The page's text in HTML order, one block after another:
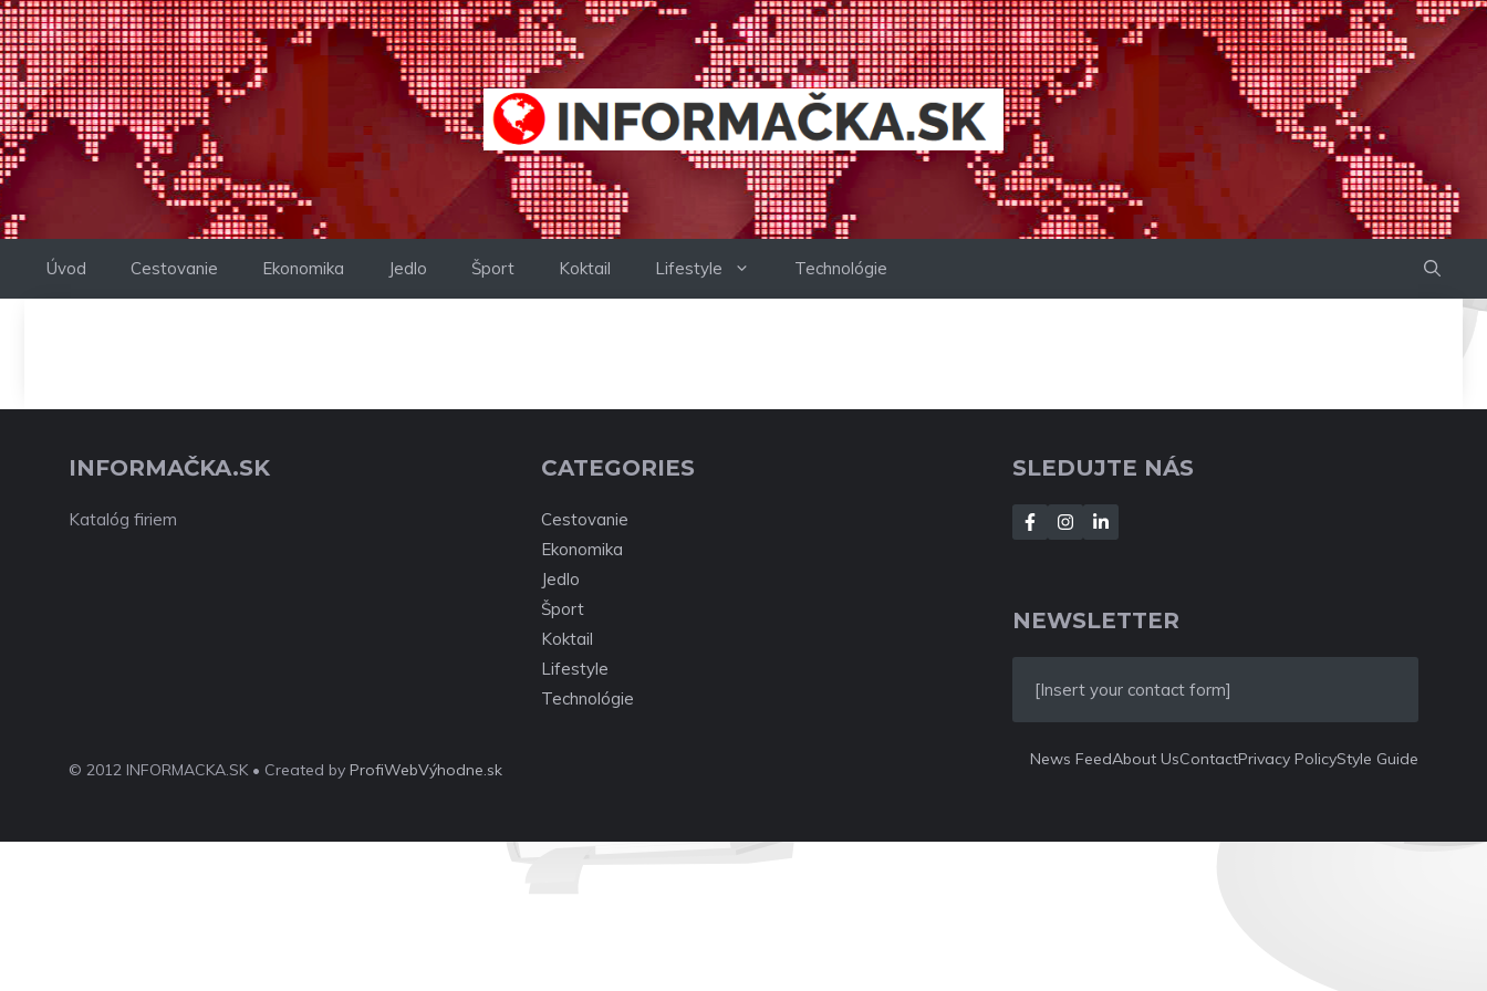
Preskočiť
na
obsah
Úvod Cestovanie Ekonomika Jedlo Šport Koktail Lifestyle Technológie
INFORMAČKA.SK
Katalóg firiem
CATEGORIES
Cestovanie
Ekonomika
Jedlo
Šport
Koktail
Lifestyle
Technológie
SLEDUJTE NÁS
NEWSLETTER
[Insert your contact form]
© 2012 INFORMACKA.SK • Created by ProfiWebVýhodne.sk
News FeedAbout UsContactPrivacy PolicyStyle Guide